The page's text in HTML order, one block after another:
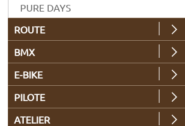
PURE DAYS
ROUTE
BMX
E-BIKE
PILOTE
ATELIER